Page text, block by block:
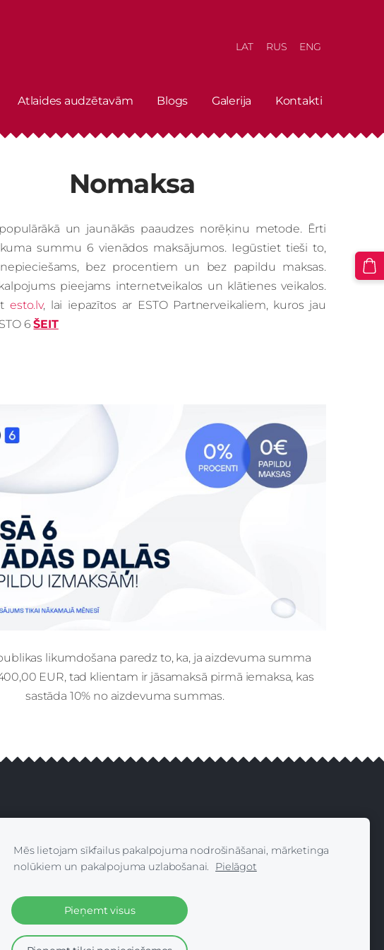
Atlaides audzētavām Blogs Galerija Kontakti
LAT RUS ENG
Nomaksa
un jaunākās paaudzes norēķinu metode. Ērti
summu 6 vienādos maksājumos. Iegūstiet tieši to,
bez procentiem un bez papildu maksas.
pieejams internetveikalos un klātienes veikalos.
esto.lv, lai iepazītos ar ESTO Partnerveikaliem, kuros jau
6ŠEIT
likumdošana paredz to, ka, ja aizdevuma summa
EUR, tad klientam ir jāsamaksā pirmā iemaksa, kas
sastāda 10% no aizdevuma summas.
All Rights Reserved
Mēs lietojam sīkfailus pakalpojuma nodrošināšanai, mārketinga
nolūkiem un pakalpojuma uzlabošanai.
Pielāgot
Pieņemt visus